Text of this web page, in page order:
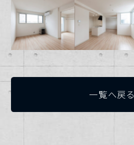
一覧へ戻る